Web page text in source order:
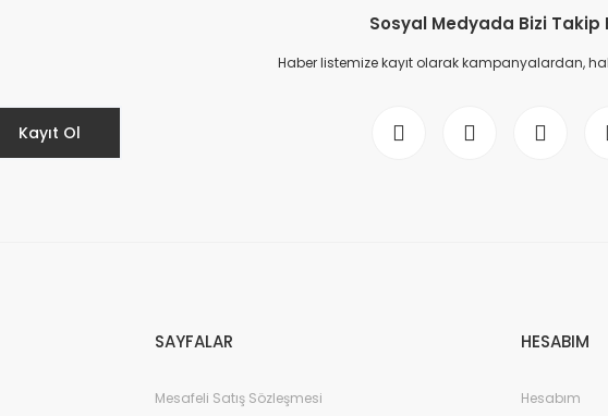
Kayıt Ol
Sosyal Medyada Bizi Takip
Haber listemize kayıt olarak kampanyalardan,
SAYFALAR
Mesafeli Satış Sözleşmesi
HESABIM
Hesabım